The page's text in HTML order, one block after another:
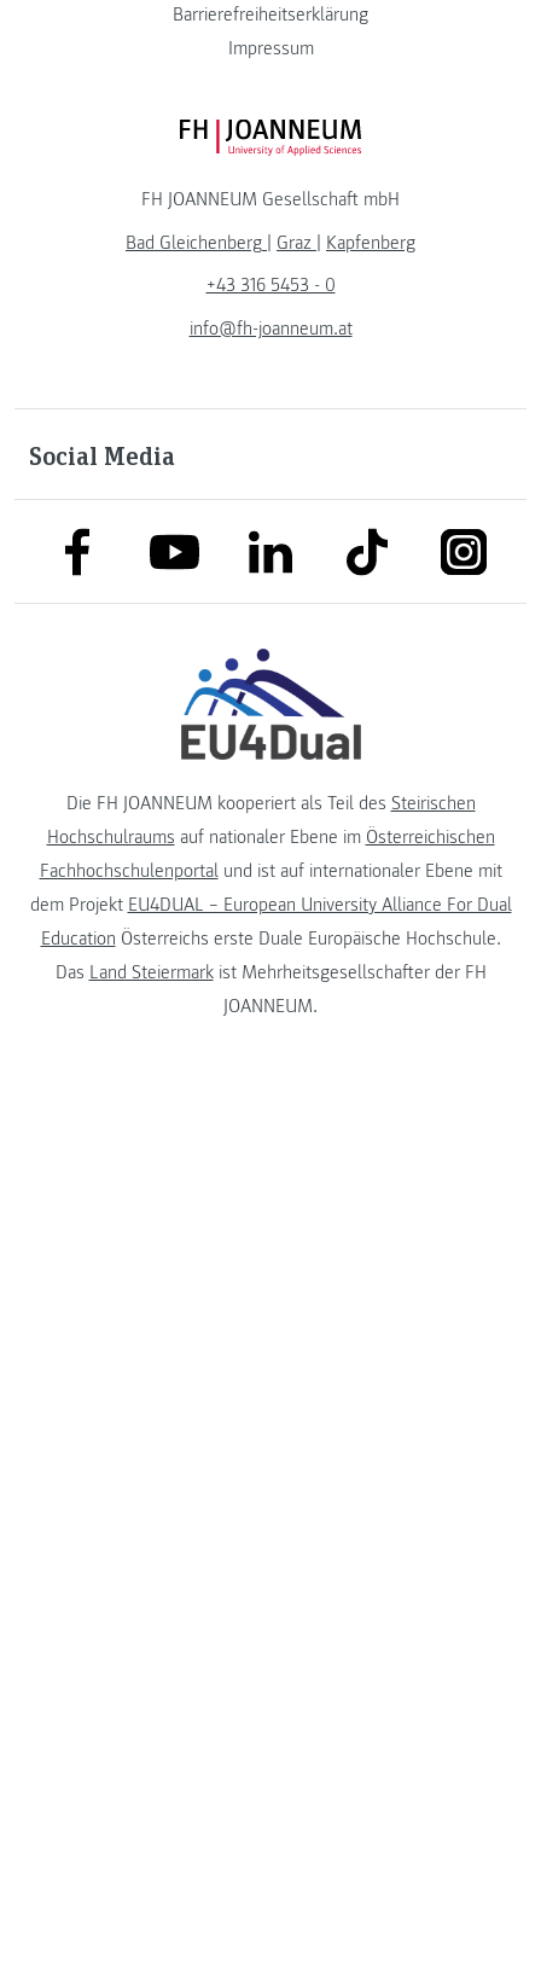
Barrierefreiheitserklärung
Impressum
FH JOANNEUM Logo
FH JOANNEUM Gesellschaft mbH
Bad Gleichenberg | Graz | Kapfenberg
+43 316 5453 - 0
info@fh-joanneum.at
Social Media
link to facebooklink to youtubelink to linkedinlink to tiktok link to
Die FH JOANNEUM kooperiert als Teil des Steirischen
Hochschulraums auf nationaler Ebene im Österreichischen
Fachhochschulenportalund ist auf internationaler Ebene mit
dem Projekt EU4DUAL – European University Alliance For Dual
Education Österreichs erste Duale Europäische Hochschule.
Das Land Steiermarkist Mehrheitsgesellschafter der FH
JOANNEUM.